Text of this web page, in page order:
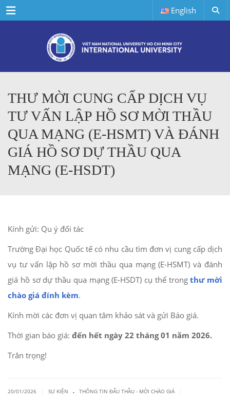
Menu English
THƯ MỜI CUNG CẤP DỊCH VỤ
TƯ VẤN LẬP HỒ SƠ MỜI THẦU
QUA MẠNG (E-HSMT) VÀ ĐÁNH
GIÁ HỒ SƠ DỰ THẦU QUA
MẠNG (E-HSDT)
Kính gửi: Qu ý đối tác
Trường Đại học Quốc tế có nhu cầu tìm đơn vị cung cấp dịch
vụ tư vấn lập hồ sơ mời thầu qua mạng (E-HSMT) và đánh
giá hồ sơ dự thầu qua mạng (E-HSDT) cụ thể trongthư mời
chào giá đính kèm.
Kính mời các đơn vị quan tâm khảo sát và gửi Báo giá.
Thời gian báo giá: đến hết ngày 22 tháng 01 năm 2026.
Trân trọng!
20/01/2026 SỰ KIỆN . THÔNG TIN ĐẤU THẦU - MỜI CHÀO GIÁ